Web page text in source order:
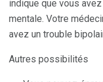
indique que vous
mentale. Votre
avez un trouble
Autres possibilités